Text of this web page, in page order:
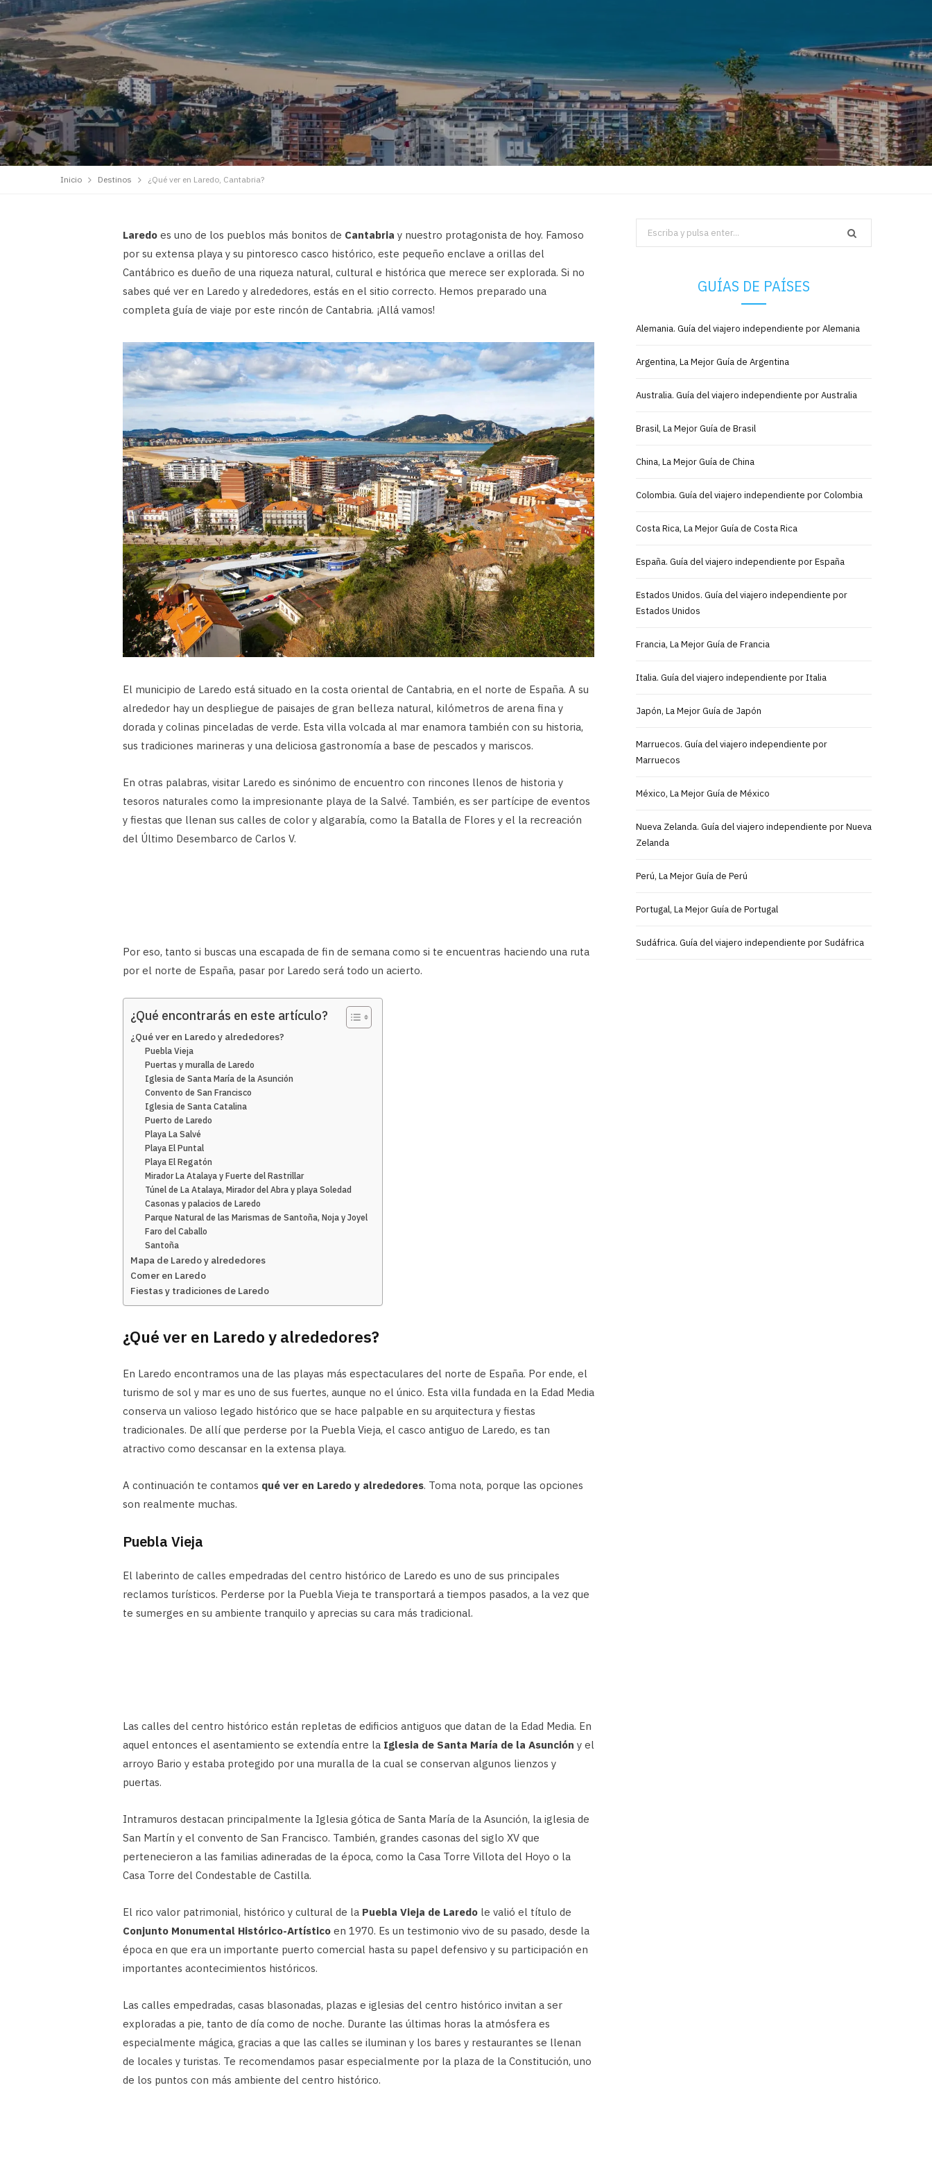
Inicio Destinos ¿Qué ver en Laredo, Cantabria?
Laredo es uno de los pueblos más bonitos de Cantabria y nuestro protagonista de hoy. Famoso
por su extensa playa y su pintoresco casco histórico, este pequeño enclave a orillas del
Cantábrico es dueño de una riqueza natural, cultural e histórica que merece ser explorada. Si no
sabes qué ver en Laredo y alrededores, estás en el sitio correcto. Hemos preparado una
completa guía de viaje por este rincón de Cantabria. ¡Allá vamos!
El municipio de Laredo está situado en la costa oriental de Cantabria, en el norte de España. A su
alrededor hay un despliegue de paisajes de gran belleza natural, kilómetros de arena fina y
dorada y colinas pinceladas de verde. Esta villa volcada al mar enamora también con su historia,
sus tradiciones marineras y una deliciosa gastronomía a base de pescados y mariscos.
En otras palabras, visitar Laredo es sinónimo de encuentro con rincones llenos de historia y
tesoros naturales como la impresionante playa de la Salvé. También, es ser partícipe de eventos
y fiestas que llenan sus calles de color y algarabía, como la Batalla de Flores y el la recreación
del Último Desembarco de Carlos V.
Por eso, tanto si buscas una escapada de fin de semana como si te encuentras haciendo una ruta
por el norte de España, pasar por Laredo será todo un acierto.
¿Qué encontrarás en este artículo?
¿Qué ver en Laredo y alrededores?
Puebla Vieja
Puertas y muralla de Laredo
Iglesia de Santa María de la Asunción
Convento de San Francisco
Iglesia de Santa Catalina
Puerto de Laredo
Playa La Salvé
Playa El Puntal
Playa El Regatón
Mirador La Atalaya y Fuerte del Rastrillar
Túnel de La Atalaya, Mirador del Abra y playa Soledad
Casonas y palacios de Laredo
Parque Natural de las Marismas de Santoña, Noja y Joyel
Faro del Caballo
Santoña
Mapa de Laredo y alrededores
Comer en Laredo
Fiestas y tradiciones de Laredo
¿Qué ver en Laredo y alrededores?
En Laredo encontramos una de las playas más espectaculares del norte de España. Por ende, el
turismo de sol y mar es uno de sus fuertes, aunque no el único. Esta villa fundada en la Edad Media
conserva un valioso legado histórico que se hace palpable en su arquitectura y fiestas
tradicionales. De allí que perderse por la Puebla Vieja, el casco antiguo de Laredo, es tan
atractivo como descansar en la extensa playa.
A continuación te contamos qué ver en Laredo y alrededores. Toma nota, porque las opciones
son realmente muchas.
Puebla Vieja
El laberinto de calles empedradas del centro histórico de Laredo es uno de sus principales
reclamos turísticos. Perderse por la Puebla Vieja te transportará a tiempos pasados, a la vez que
te sumerges en su ambiente tranquilo y aprecias su cara más tradicional.
Las calles del centro histórico están repletas de edificios antiguos que datan de la Edad Media. En
aquel entonces el asentamiento se extendía entre la Iglesia de Santa María de la Asunción y el
arroyo Bario y estaba protegido por una muralla de la cual se conservan algunos lienzos y
puertas.
Intramuros destacan principalmente la Iglesia gótica de Santa María de la Asunción, la iglesia de
San Martín y el convento de San Francisco. También, grandes casonas del siglo XV que
pertenecieron a las familias adineradas de la época, como la Casa Torre Villota del Hoyo o la
Casa Torre del Condestable de Castilla.
El rico valor patrimonial, histórico y cultural de la Puebla Vieja de Laredo le valió el título de
Conjunto Monumental Histórico-Artístico en 1970. Es un testimonio vivo de su pasado, desde la
época en que era un importante puerto comercial hasta su papel defensivo y su participación en
importantes acontecimientos históricos.
Las calles empedradas, casas blasonadas, plazas e iglesias del centro histórico invitan a ser
exploradas a pie, tanto de día como de noche. Durante las últimas horas la atmósfera es
especialmente mágica, gracias a que las calles se iluminan y los bares y restaurantes se llenan
de locales y turistas. Te recomendamos pasar especialmente por la plaza de la Constitución, uno
de los puntos con más ambiente del centro histórico.
Search
for:
GUÍAS DE PAÍSES
Alemania. Guía del viajero independiente por Alemania
Argentina, La Mejor Guía de Argentina
Australia. Guía del viajero independiente por Australia
Brasil, La Mejor Guía de Brasil
China, La Mejor Guía de China
Colombia. Guía del viajero independiente por Colombia
Costa Rica, La Mejor Guía de Costa Rica
España. Guía del viajero independiente por España
Estados Unidos. Guía del viajero independiente por
Estados Unidos
Francia, La Mejor Guía de Francia
Italia. Guía del viajero independiente por Italia
Japón, La Mejor Guía de Japón
Marruecos. Guía del viajero independiente por
Marruecos
México, La Mejor Guía de México
Nueva Zelanda. Guía del viajero independiente por Nueva
Zelanda
Perú, La Mejor Guía de Perú
Portugal, La Mejor Guía de Portugal
Sudáfrica. Guía del viajero independiente por Sudáfrica